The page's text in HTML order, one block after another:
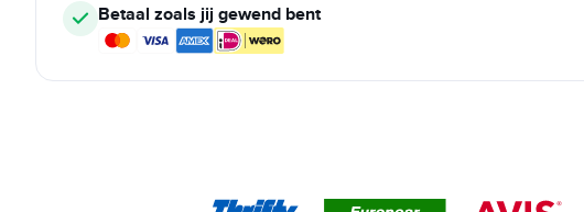
Betaal zoals jij gewend bent